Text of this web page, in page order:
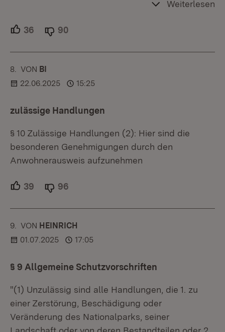
Weiterlesen
36 Unterstützer.
90
8. KOMMENTAR
VON :BI
22.06.2025
15:25
zulässige Handlungen
§ 10 Zulässige Handlungen (2): Hier sind die
besonderen Genehmigungen durch den
Anwohnerausweis aufzunehmen
39 Unterstützer.
96
9. KOMMENTAR
VON :HEINRICH
01.07.2025
17:05
§ 9 Allgemeine Schutzvorschriften
"(1) Unzulässig sind alle Handlungen, die 1. zu
einer Zerstörung, Beschädigung oder
Veränderung des Nationalparks, seiner